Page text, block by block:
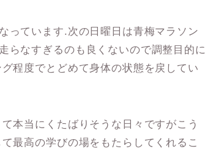
っています.次の日曜日は青梅マラソン
らなすぎるのも良くないので調整目的に
程度でとどめて身体の状態を戻してい
本当にくたばりそうな日々ですがこう
最高の学びの場をもたらしてくれるこ